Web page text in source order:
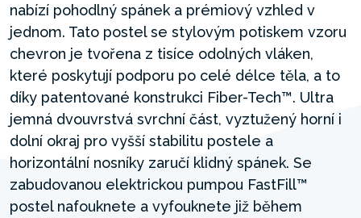
nabízí pohodlný spánek a prémiový vzhled v
jednom. Tato postel se stylovým potiskem vzoru
chevron je tvořena z tisíce odolných vláken,
které poskytují podporu po celé délce těla, a to
díky patentované konstrukci Fiber-Tech™. Ultra
jemná dvouvrstvá svrchní část, vyztužený horní i
dolní okraj pro vyšší stabilitu postele a
horizontální nosníky zaručí klidný spánek. Se
zabudovanou elektrickou pumpou FastFill™
postel nafouknete a vyfouknete již během